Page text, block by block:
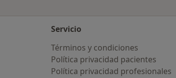
Servicio
Términos y condiciones
Política privacidad pacientes
Política privacidad profesionales